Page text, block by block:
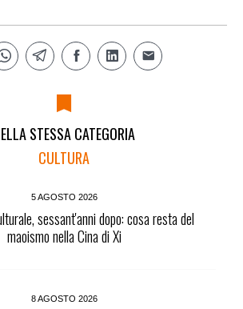
STESSA CATEGORIA
CULTURA
5 AGOSTO 2026
sessant'anni dopo: cosa resta del
maoismo nella Cina di Xi
8 AGOSTO 2026